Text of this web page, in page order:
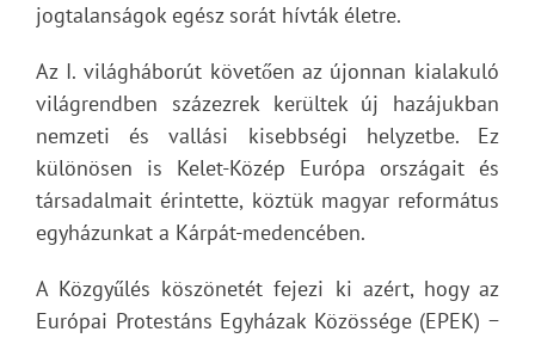
jogtalanságok egész sorát hívták életre.
Az I. világháborút követően az újonnan kialakuló
világrendben százezrek kerültek új hazájukban
nemzeti és vallási kisebbségi helyzetbe. Ez
különösen is Kelet-Közép Európa országait és
társadalmait érintette, köztük magyar református
egyházunkat a Kárpát-medencében.
A Közgyűlés köszönetét fejezi ki azért, hogy az
Európai Protestáns Egyházak Közössége (EPEK) −